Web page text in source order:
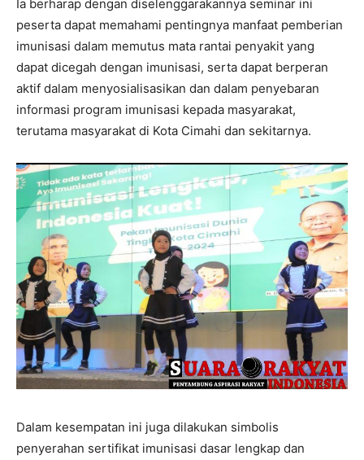
Ia berharap dengan diselenggarakannya seminar ini
peserta dapat memahami pentingnya manfaat pemberian
imunisasi dalam memutus mata rantai penyakit yang
dapat dicegah dengan imunisasi, serta dapat berperan
aktif dalam menyosialisasikan dan dalam penyebaran
informasi program imunisasi kepada masyarakat,
terutama masyarakat di Kota Cimahi dan sekitarnya.
Dalam kesempatan ini juga dilakukan simbolis
penyerahan sertifikat imunisasi dasar lengkap dan